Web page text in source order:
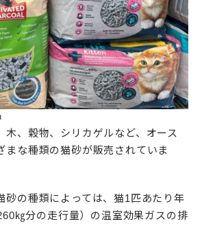
木、穀物、シリカゲルなど、オース
まな種類の猫砂が販売されていま
砂の種類によっては、猫1匹あたり年
㎏分の走行量）の温室効果ガスの排